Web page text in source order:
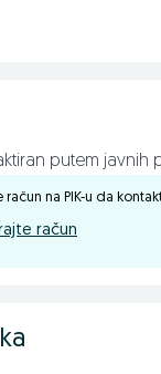
sačinjavaju
farovi,
tipske
i disk pločice
putem javnih
račun na PIK-u da
račun